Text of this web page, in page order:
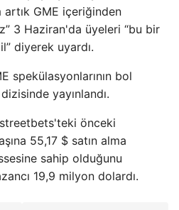
GME içeriğinden
3 Haziran'da üyeleri “bu bir
diyerek uyardı.
spekülasyonlarının bol
yayınlandı.
önceki
55,17 $ satın alma
sahip olduğunu
19,9 milyon dolardı.